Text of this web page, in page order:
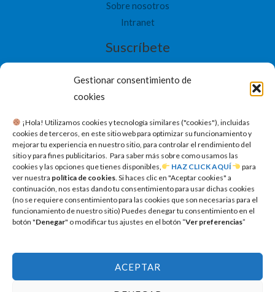
Gestionar consentimiento de
cookies
​ ¡Hola! Utilizamos cookies y tecnología similares ("cookies"), incluidas
cookies de terceros, en este sitio web para optimizar su funcionamiento y
mejorar tu experiencia en nuestro sitio, para controlar el rendimiento del
sitio y para fines publicitarios. Para saber más sobre como usamos las
cookies y las opciones que tienes disponibles,
HAZ CLICK AQUÍ
para
ver nuestra política de cookies. Si haces clic en "Aceptar cookies" a
continuación, nos estas dando tu consentimiento para usar dichas cookies
(no se requiere consentimiento para las cookies que son necesarias para el
funcionamiento de nuestro sitio) Puedes denegar tu consentimiento en el
botón "Denegar" o modificar tus ajustes en el botón “Ver preferencias”
ACEPTAR
Sobre nosotros
Intranet
Suscríbete
SUSCRIBETE